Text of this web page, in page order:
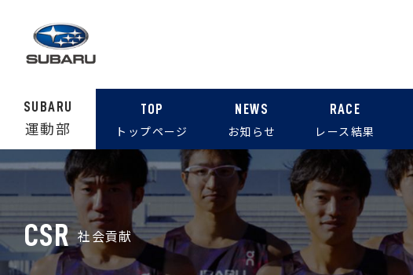
SUBARU
運動部
TOP
トップページ
NEWS
お知らせ
RACE
レース結果
CSR 社会貢献